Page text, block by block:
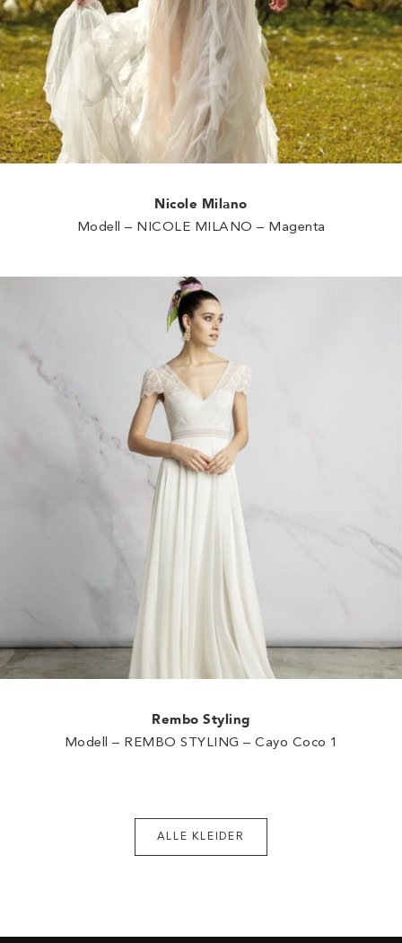
Nicole Milano
Modell – NICOLE MILANO – Magenta
Rembo Styling
Modell – REMBO STYLING – Cayo Coco 1
ALLE KLEIDER